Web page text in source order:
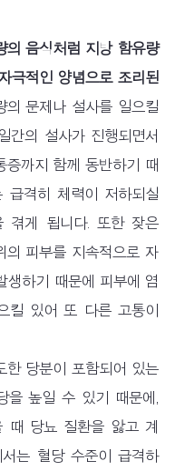
의 음식처럼 지방 함유량
극적인 양념으로 조리된
의 문제나 설사를 일으킬
간의 설사가 진행되면서
증까지 함께 동반하기 때
급격히 체력이 저하되실
겪게 됩니다. 또한 잦은
의 피부를 지속적으로 자
생하기 때문에 피부에 염
킬 있어 또 다른 고통이
한 당분이 포함되어 있는
을 높일 수 있기 때문에,
때 당뇨 질환을 앓고 계
서는 혈당 수준이 급격하